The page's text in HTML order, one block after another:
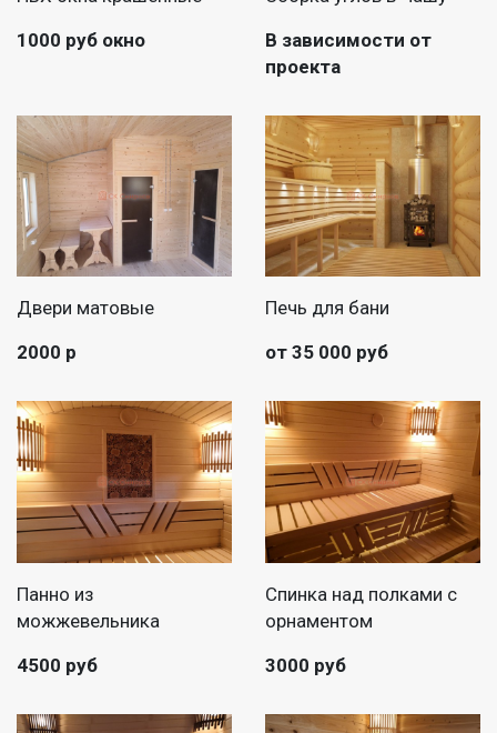
1000 руб окно
В зависимости от
проекта
Двери матовые
2000 р
Печь для бани
от 35 000 руб
Панно из
можжевельника
4500 руб
Спинка над полками с
орнаментом
3000 руб